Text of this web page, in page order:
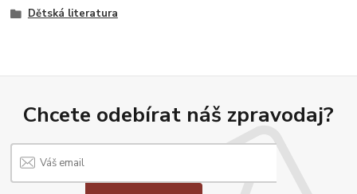
Dětská literatura
Chcete odebírat náš zpravodaj?